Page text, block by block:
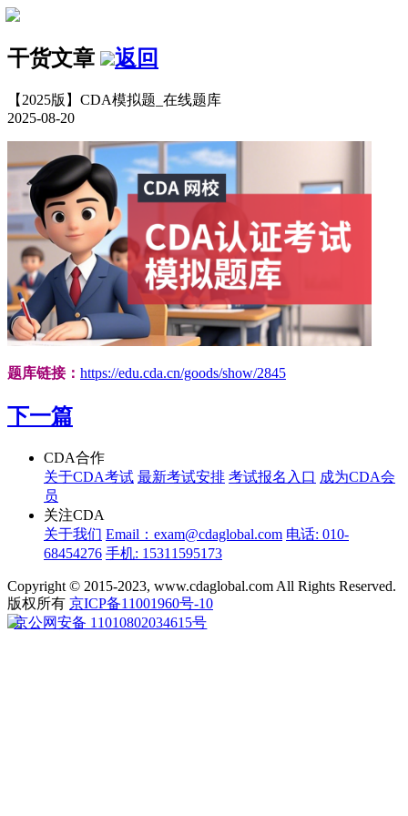
干货文章 返回
【2025版】CDA模拟题_在线题库
2025-08-20
题库链接： https://edu.cda.cn/goods/show/2845
下一篇
CDA合作
关于CDA考试 最新考试安排 考试报名入口 成为CDA会
员
关注CDA
关于我们 Email：exam@cdaglobal.com 电话: 010-
68454276 手机: 15311595173
Copyright © 2015-2023, www.cdaglobal.com All Rights Reserved.
版权所有 京ICP备11001960号-10
京公网安备 11010802034615号